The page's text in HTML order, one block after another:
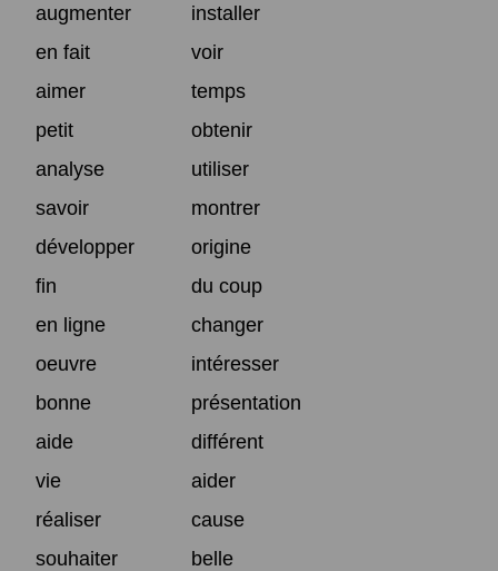
augmenter
installer
en fait
voir
aimer
temps
petit
obtenir
analyse
utiliser
savoir
montrer
développer
origine
fin
du coup
en ligne
changer
oeuvre
intéresser
bonne
présentation
aide
différent
vie
aider
réaliser
cause
souhaiter
belle